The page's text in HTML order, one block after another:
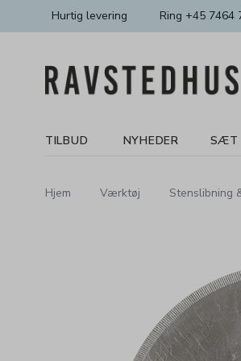
Hurtig levering Ring +45 7464
TILBUD NYHEDER SÆT
Hjem Værktøj Stenslibning